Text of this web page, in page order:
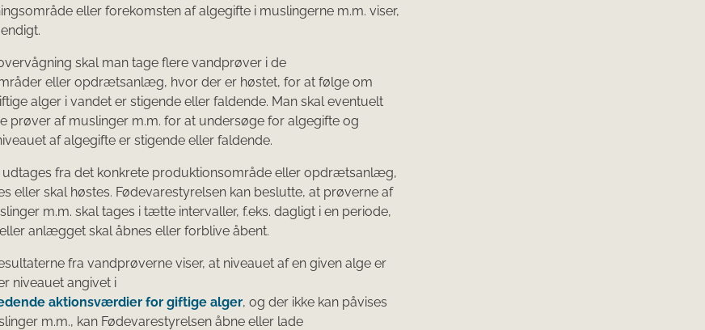
eller forekomsten af algegifte i muslingerne m.m. viser,
skal man tage flere vandprøver i de
eller opdrætsanlæg, hvor der er høstet, for at følge om
alger i vandet er stigende eller faldende. Man skal eventuelt
prøver af muslinger m.m. for at undersøge for algegifte og
af algegifte er stigende eller faldende.
udtages fra det konkrete produktionsområde eller opdrætsanlæg,
eller skal høstes. Fødevarestyrelsen kan beslutte, at prøverne af
m.m. skal tages i tætte intervaller, f.eks. dagligt i en periode,
anlægget skal åbnes eller forblive åbent.
fra vandprøverne viser, at niveauet af en given alge er
niveauet angivet i
aktionsværdier for giftige alger, og der ikke kan påvises
m.m., kan Fødevarestyrelsen åbne eller lade